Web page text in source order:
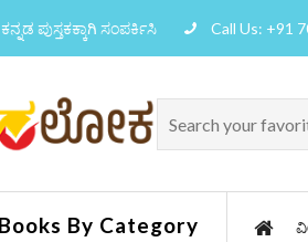
ಪುಸ್ತಕಕ್ಕಾಗಿ ಸಂಪರ್ಕಿಸಿ Call Us: +91
Books By Category